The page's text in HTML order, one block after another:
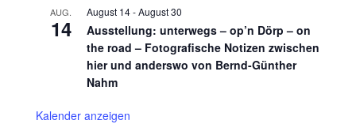
AUG.
14
August 14-August 30
Ausstellung: unterwegs – op’n Dörp – on
the road – Fotografische Notizen zwischen
hier und anderswo von Bernd-Günther
Nahm
Kalender anzeigen